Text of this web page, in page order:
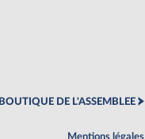
BOUTIQUE DE L'ASSEMBLEE
Mentions légales